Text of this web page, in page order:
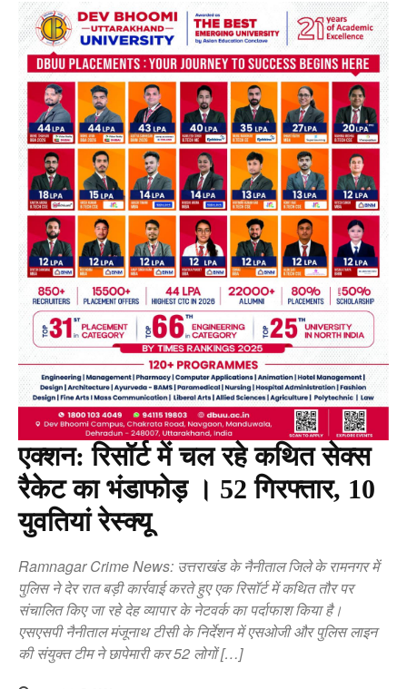
एक्शन: रिसॉर्ट में चल रहे कथित सेक्स
रैकेट का भंडाफोड़ । 52 गिरफ्तार, 10
युवतियां रेस्क्यू
Ramnagar Crime News: उत्तराखंड के नैनीताल जिले के रामनगर में
पुलिस ने देर रात बड़ी कार्रवाई करते हुए एक रिसॉर्ट में कथित तौर पर
संचालित किए जा रहे देह व्यापार के नेटवर्क का पर्दाफाश किया है।
एसएसपी नैनीताल मंजूनाथ टीसी के निर्देशन में एसओजी और पुलिस लाइन
की संयुक्त टीम ने छापेमारी कर 52 लोगों […]